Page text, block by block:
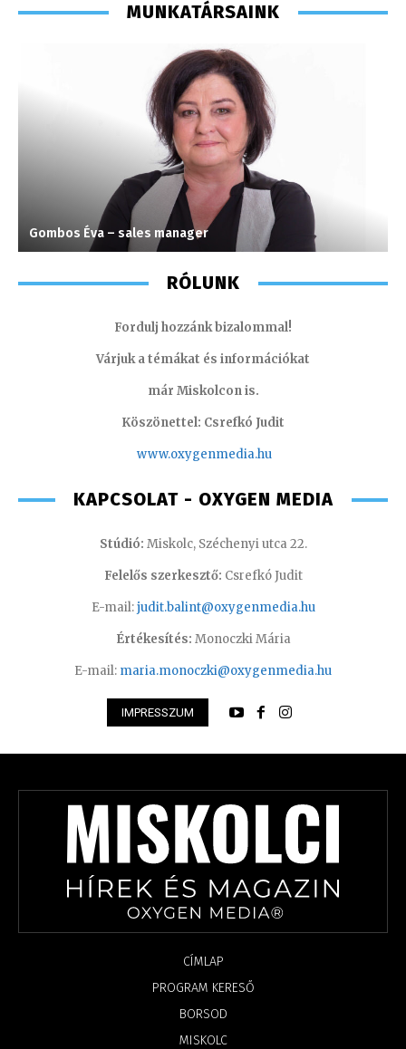
MUNKATÁRSAINK
Gombos Éva – sales manager
RÓLUNK
Fordulj hozzánk bizalommal!
Várjuk a témákat és információkat
már Miskolcon is.
Köszönettel: Csrefkó Judit
www.oxygenmedia.hu
KAPCSOLAT - OXYGEN MEDIA
Stúdió: Miskolc, Széchenyi utca 22.
Felelős szerkesztő: Csrefkó Judit
E-mail:judit.balint@oxygenmedia.hu
Értékesítés: Monoczki Mária
E-mail: maria.monoczki@oxygenmedia.hu
IMPRESSZUM
CÍMLAP
PROGRAM KERESŐ
BORSOD
MISKOLC